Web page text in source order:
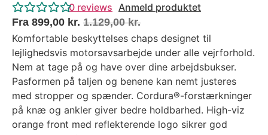
0 reviews Anmeld produktet
Fra 899,00 kr. 1.129,00kr.
Komfortable beskyttelses chaps designet til
lejlighedsvis motorsavsarbejde under alle vejrforhold.
Nem at tage på og have over dine arbejdsbukser.
Pasformen på taljen og benene kan nemt justeres
med stropper og spænder. Cordura®-forstærkninger
på knæ og ankler giver bedre holdbarhed. High-viz
orange front med reflekterende logo sikrer god